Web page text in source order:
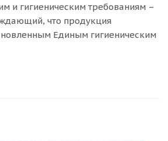
и гигиеническим требованиям –
что продукция
Единым гигиеническим